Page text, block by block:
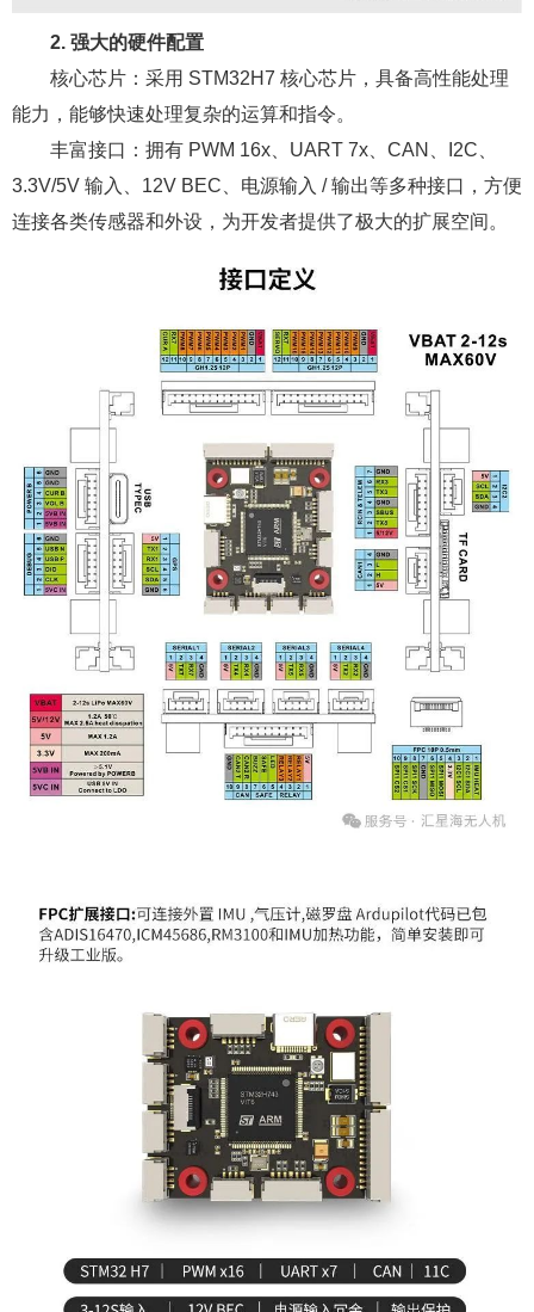
2. 强大的硬件配置
核心芯片：采用 STM32H7 核心芯片，具备高性能处理
能力，能够快速处理复杂的运算和指令。
丰富接口：拥有 PWM 16x、UART 7x、CAN、I2C、
3.3V/5V 输入、12V BEC、电源输入 / 输出等多种接口，方便
连接各类传感器和外设，为开发者提供了极大的扩展空间。